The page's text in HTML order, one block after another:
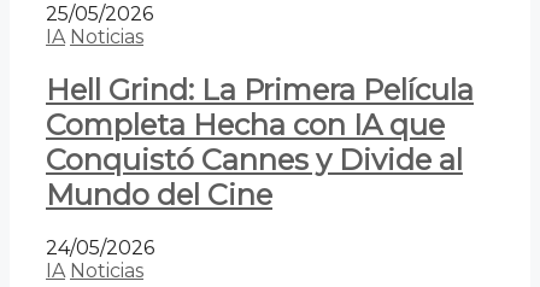
25/05/2026
IA Noticias
Hell Grind: La Primera Película
Completa Hecha con IA que
Conquistó Cannes y Divide al
Mundo del Cine
24/05/2026
IA Noticias